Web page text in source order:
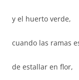
y el huerto verde,
cuando las ramas
de estallar en flor,